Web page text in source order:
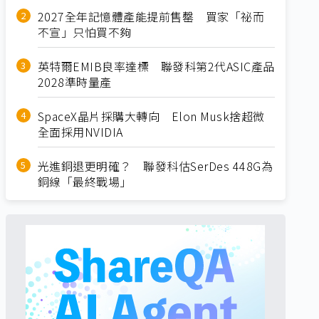
2027全年記憶體產能提前售罄 買家「祕而
不宣」只怕買不夠
英特爾EMIB良率達標 聯發科第2代ASIC產品
2028準時量產
SpaceX晶片採購大轉向 Elon Musk捨超微
全面採用NVIDIA
光進銅退更明確？ 聯發科估SerDes 448G為
銅線「最終戰場」